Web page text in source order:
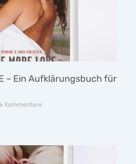
– Ein Aufklärungsbuch für
Kommentare